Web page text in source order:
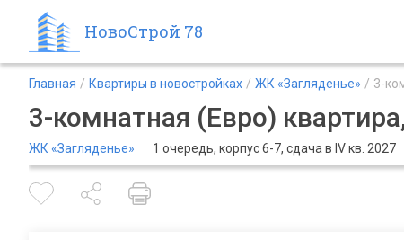
НовоСтрой 78
Главная Квартиры в новостройках ЖК «Загляденье» 3-
3-комнатная (Евро)
ЖК «Загляденье» 1 очередь, корпус 6-7, сдача в IV кв. 2027